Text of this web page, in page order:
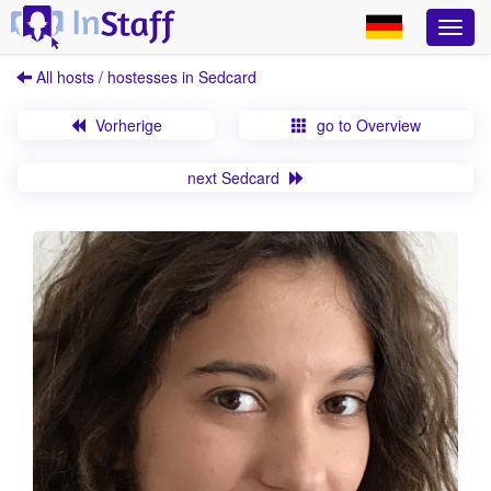
All hosts / hostesses in Sedcard
Vorherige go to Overview
next Sedcard